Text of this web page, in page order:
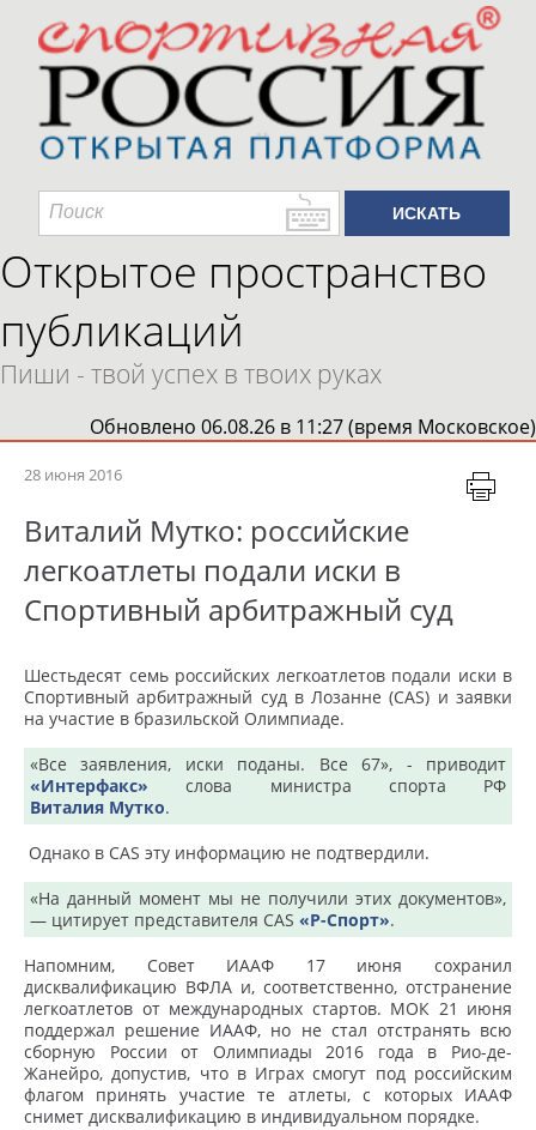
Открытое пространство
публикаций
Пиши - твой успех в твоих руках
Обновлено 06.08.26 в 11:27 (время Московское)
28 июня 2016
Виталий Мутко: российские
легкоатлеты подали иски в
Спортивный арбитражный суд
Шестьдесят семь российских легкоатлетов подали иски в
Спортивный арбитражный суд в Лозанне (CAS) и заявки
на участие в бразильской Олимпиаде.
«Все заявления, иски поданы. Все 67», - приводит
«Интерфакс» слова министра спорта РФ
Виталия Мутко.
Однако в CAS эту информацию не подтвердили.
«На данный момент мы не получили этих документов»,
— цитирует представителя CAS «Р-Спорт».
Напомним, Совет ИААФ 17 июня сохранил
дисквалификацию ВФЛА и, соответственно, отстранение
легкоатлетов от международных стартов. МОК 21 июня
поддержал решение ИААФ, но не стал отстранять всю
сборную России от Олимпиады 2016 года в Рио-де-
Жанейро, допустив, что в Играх смогут под российским
флагом принять участие те атлеты, с которых ИААФ
снимет дисквалификацию в индивидуальном порядке.